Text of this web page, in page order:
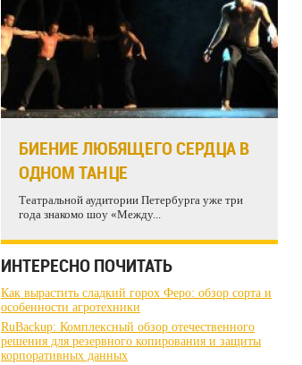
БИЕНИЕ ЛЮБЯЩЕГО СЕРДЦА В
ОДНОМ ТАНЦЕ
Театральной аудитории Петербурга уже три
года знакомо шоу «Между...
ИНТЕРЕСНО ПОЧИТАТЬ
Как вырастить сладкий горох Феро: обзор сорта и
особенности агротехники
RuBackup: Комплексный обзор отечественного
решения для резервного копирования и защиты
корпоративных данных